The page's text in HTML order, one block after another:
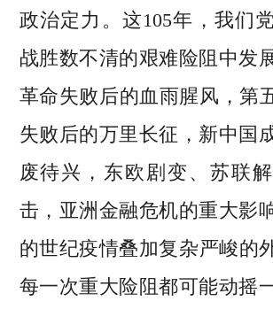
政治定力。这105年，我们
战胜数不清的艰难险阻中发
革命失败后的血雨腥风，第
失败后的万里长征，新中国
废待兴，东欧剧变、苏联
击，亚洲金融危机的重大影
的世纪疫情叠加复杂严峻
每一次重大险阻都可能动摇